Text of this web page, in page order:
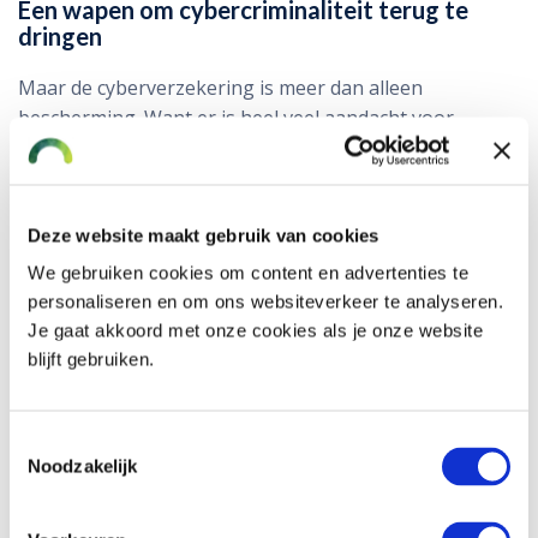
Deze website maakt gebruik van cookies
We gebruiken cookies om content en advertenties te
personaliseren en om ons websiteverkeer te analyseren.
Je gaat akkoord met onze cookies als je onze website
blijft gebruiken.
Noodzakelijk
Een wapen om cybercriminaliteit terug te
dringen
Maar de cyberverzekering is meer dan alleen
bescherming. Want er is heel veel aandacht voor
preventie. De meeste cyberaanvallen en datalekken zijn
want menselijke fouten zorgen ook voor veel
problemen.
Een offerte voor de cyberverzekering
risicomanagers via 0172 611 116 of reageer op deze e-
mail. Een andere mogelijkheid is om het digitale